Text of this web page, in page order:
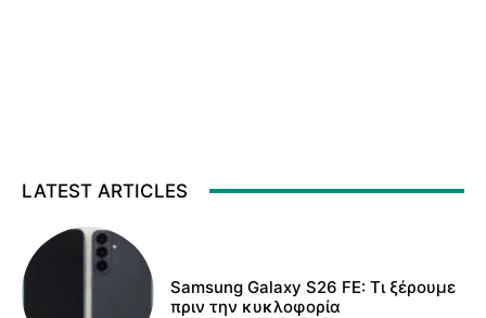
LATEST ARTICLES
Samsung Galaxy S26 FE: Τι ξέρουμε
πριν την κυκλοφορία